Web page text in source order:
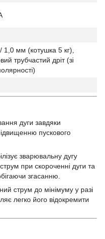
1,0 мм (котушка 5 кг),
трубчастий дріт (зі
дуги завдяки
пускового
зварювальну дугу
при скороченні дуги та
згасанню.
струм до мінімуму у разі
легко його відокремити